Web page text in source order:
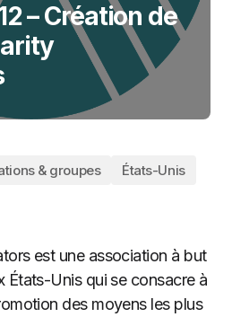
– Création de
& groupes
États-Unis
est une association à but
États-Unis qui se consacre à
des moyens les plus